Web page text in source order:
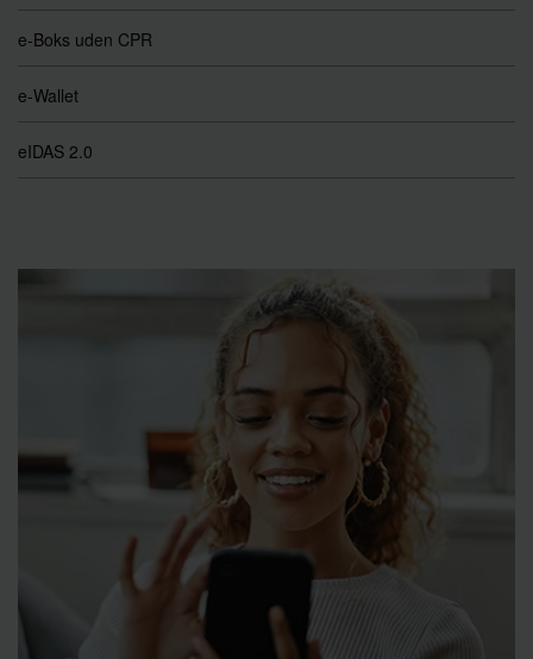
e-Boks uden CPR
e-Wallet
eIDAS 2.0